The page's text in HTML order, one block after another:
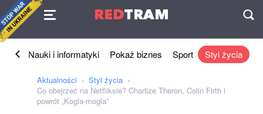
REDTRAM
Umowa
Nauki i informatyki Pokaż biznes Sport Styl życia
Aktualności
Styl życia
Co obejrzeć na Netfliksie? Charlize Theron, Colin Firth i
powrót „Kogla-mogla”